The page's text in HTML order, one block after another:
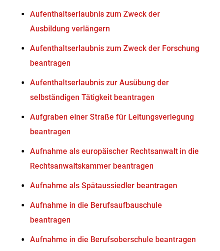
Aufenthaltserlaubnis zum Zweck der
Ausbildung verlängern
Aufenthaltserlaubnis zum Zweck der Forschung
beantragen
Aufenthaltserlaubnis zur Ausübung der
selbständigen Tätigkeit beantragen
Aufgraben einer Straße für Leitungsverlegung
beantragen
Aufnahme als europäischer Rechtsanwalt in die
Rechtsanwaltskammer beantragen
Aufnahme als Spätaussiedler beantragen
Aufnahme in die Berufsaufbauschule
beantragen
Aufnahme in die Berufsoberschule beantragen